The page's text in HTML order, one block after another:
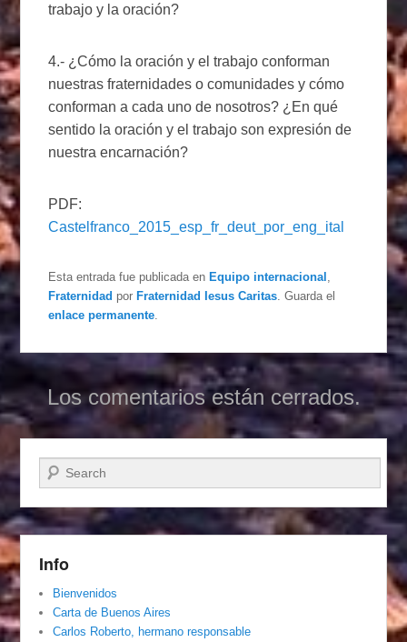
trabajo y la oración?
4.- ¿Cómo la oración y el trabajo conforman
nuestras fraternidades o comunidades y cómo
conforman a cada uno de nosotros? ¿En qué
sentido la oración y el trabajo son expresión de
nuestra encarnación?
PDF:
Castelfranco_2015_esp_fr_deut_por_eng_ital
Esta entrada fue publicada enEquipo internacional
Fraternidad porFraternidad Iesus Caritas . Guarda el
enlace permanente
Los comentarios están cerrados.
Buscar
Info
Bienvenidos
Carta de Buenos Aires
Carlos Roberto, hermano responsable